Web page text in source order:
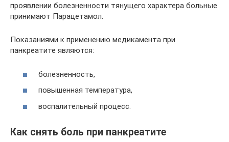
проявлении болезненности тянущего характера больные
принимают Парацетамол.
Показаниями к применению медикамента при
панкреатите являются:
болезненность,
повышенная температура,
воспалительный процесс.
Как снять боль при панкреатите